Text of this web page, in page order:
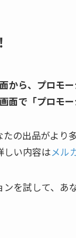
から、プロモ
面で「プロモ
の出品がより
しい内容はメル
を試して、あ